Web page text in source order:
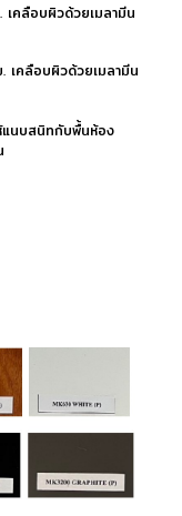
คลือบผิวด้วยเมลามีน
เคลือบผิวด้วยเมลามีน
แนบสนิทกับพื้นห้อง